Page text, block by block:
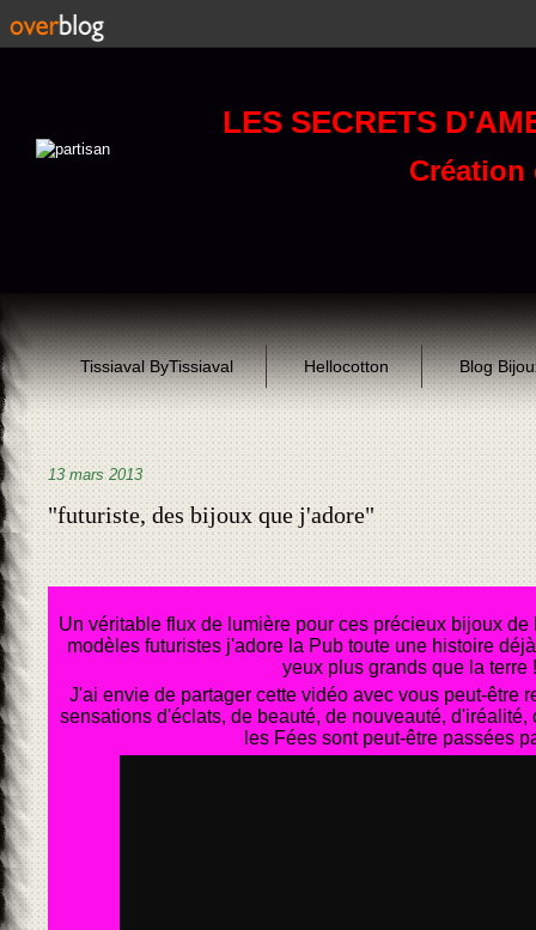
LES SECRETS
Création
Tissiaval ByTissiaval Hellocotton Blog
13 mars 2013
"futuriste, des bijoux que j'adore"
Un véritable flux de lumière pour ces précieux bijoux
modèles futuristes j'adore la Pub toute une histoire
yeux plus grands que la terre !
J'ai envie de partager cette vidéo avec vous peut-être
sensations d'éclats, de beauté, de nouveauté, d'iréalité,
les Fées sont peut-être passées